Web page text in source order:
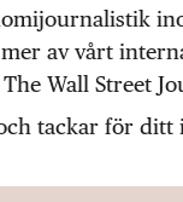
av vårt
Wall Street
tackar för ditt